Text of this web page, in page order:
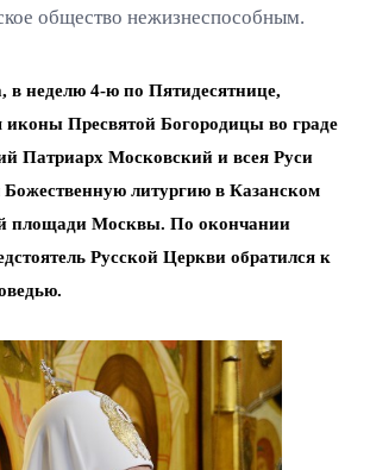
общество нежизнеспособным.
в неделю 4-ю по Пятидесятнице,
иконы Пресвятой Богородицы во граде
Патриарх Московский и всея Руси
литургию в Казанском
площади Москвы. По окончании
Русской Церкви обратился к